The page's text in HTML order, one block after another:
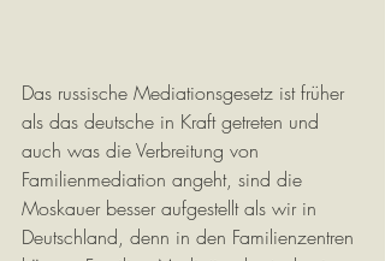
Das russische Mediationsgesetz ist früher
als das deutsche in Kraft getreten und
auch was die Verbreitung von
Familienmediation angeht, sind die
Moskauer besser aufgestellt als wir in
Deutschland, denn in den Familienzentren